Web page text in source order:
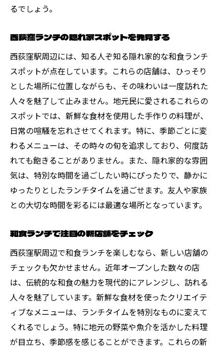
訪れる価値のある和食ランチの店
和食ランチで感じる季節の移ろい
西荻窪で特別なランチタイムを過ごすためのヒ
ント
満足度の高いランチを選ぶためのポイント
プロの技が光るランチメニューを楽しむ
ランチタイムを特別にするための工夫
地元の魅力を再発見するランチ体験
特別な日に訪れたいランチスポット
地元の食材を活かした和食ランチを西荻窪で楽
地元食材を使った絶品ランチメニュー
食材の魅力を引き出す調理法を紹介
地元ならではの味を楽しむランチの選び方
新鮮な地元産食材を活かした料理の魅力
地産地消を意識したランチ体験
地元食材を使った創作料理の楽しみ方
るでしょう。
西荻窪ランチの隠れ家スポットを発見する
西荻窪駅周辺には、知る人ぞ知る隠れ家的な和食ランチ
スポットが点在しています。これらの店舗は、ひっそり
とした場所に位置しながらも、その味わいは一度訪れた
人々を魅了して止みません。地元民に愛されるこれらの
スポットでは、新鮮な食材を使用した手作りの料理が、
日常の喧騒を忘れさせてくれます。特に、季節ごとに変
わるメニューは、その時々の旬を追求しており、何度訪
れても飽きることがありません。また、隠れ家的な雰囲
気は、特別な時間を過ごしたい時にぴったりで、静かに
ゆったりとしたランチタイムを過ごせます。友人や家族
との大切な時間を彩るには最適な場所となっています。
和食ランチで注目の新店舗をチェック
西荻窪駅周辺で和食ランチを楽しむなら、新しい店舗の
チェックも欠かせません。近年オープンした数々の店
は、伝統的な和食の魅力を現代的にアレンジし、訪れる
人々を魅了しています。新鮮な食材を使ったクリエイテ
ィブなメニューは、ランチタイムを特別なものに変えて
くれるでしょう。特に地元の野菜や魚介を活かした料理
が目立ち、季節感を感じることができます。これらの新